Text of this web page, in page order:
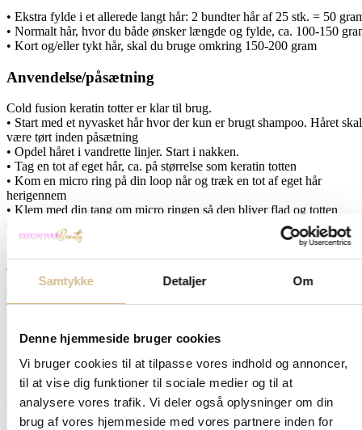
Samtykke Detaljer Om
Denne hjemmeside bruger cookies
Vi bruger cookies til at tilpasse vores indhold og annoncer,
til at vise dig funktioner til sociale medier og til at
analysere vores trafik. Vi deler også oplysninger om din
brug af vores hjemmeside med vores partnere inden for
• Ekstra fylde i et allerede langt hår: 2 bundter hår af 25 stk. = 50
• Normalt hår, hvor du både ønsker længde og fylde, ca. 100-150
• Kort og/eller tykt hår, skal du bruge omkring 150-200 gram
Anvendelse/påsætning
Cold fusion keratin totter er klar til brug.
• Start med et nyvasket hår hvor der kun er brugt shampoo. Håret skal
være tørt inden påsætning
• Opdel håret i vandrette linjer. Start i nakken.
• Tag en tot af eget hår, ca. på størrelse som keratin totten
• Kom en micro ring på din loop når og træk en tot af eget hår
herigennem
• Klem med din tang om micro ringen så den bliver flad og totten
sidder fast
• Fortsæt sådan rundt i en jævn fordeling til du har brugt dine totter.
du nænsomt trække totten af.
Plejevejledning
• Vask håret et par gange om ugen
• Start med, at børste det godt igennem
• Skyl håret og kom shampoo i hele håret. Skyl ud.
• Kom hårkur i længderne og lad det sidde 5 minutter. Skyl ud
• Kom conditioner/balsam i længderne og lad sidde 2 minutter. Skyl
med lunkent vand.
• Træk overskydende vand ud af håret, lav en turban rundt om håret